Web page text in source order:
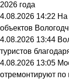
2026 года
4.08.2026 14:22 На
объектов
4.08.2026 13:44
туристов
4.08.2026 13:05
отремонтируют по